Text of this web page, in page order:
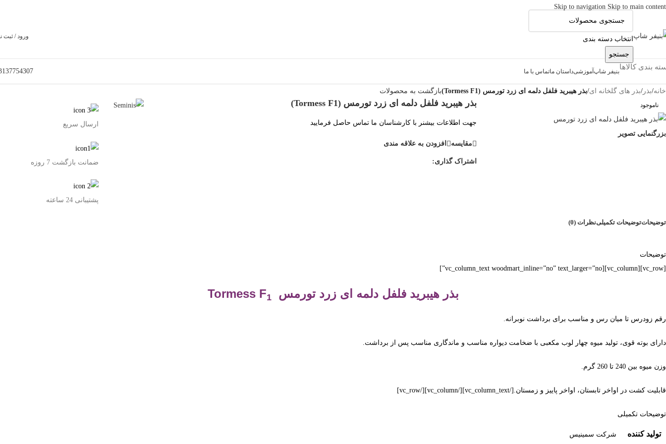
Skip to navigation Skip to main content
انتخاب دسته بندی
جستجو
ورود / ثبت
بندی کالاها
بنیفر شاپ آموزشیداستان ماتماس با ما
خانه/بذر /بذر های گلخانه ای/بذر هیبرید فلفل دلمه ای زرد تورمس (Tormess F1) بازگشت به محصولات
ناموجود
بزرگنمایی تصویر
بذر هیبرید فلفل دلمه ای زرد تورمس (Tormess F1)
جهت اطلاعات بیشنر با کارشناسان ما تماس حاصل فرمایید
مقایسه افزودن به علاقه مندی
اشتراک گذاری:
ارسال سریع
ضمانت بازگشت 7 روزه
پشتیبانی 24 ساعته
توضیحاتتوضیحات تکمیلینظرات (0)
توضیحات
[vc_row][vc_column][vc_column_text woodmart_inline=”no” text_larger=”no”]
بذر هیبرید فلفل دلمه ای زرد تورمس Tormess F 1
رقم زودرس تا میان رس و مناسب برای برداشت نوبرانه.
دارای بوته قوی، تولید میوه چهار لوب مکعبی با ضخامت دیواره مناسب و ماندگاری مناسب پس از برداشت.
وزن میوه بین 240 تا 260 گرم.
قابلیت کشت در اواخر تابستان، اواخر پاییز و زمستان.[/vc_column_text][/vc_column][/vc_row]
توضیحات تکمیلی
تولید کننده شرکت سمینیس